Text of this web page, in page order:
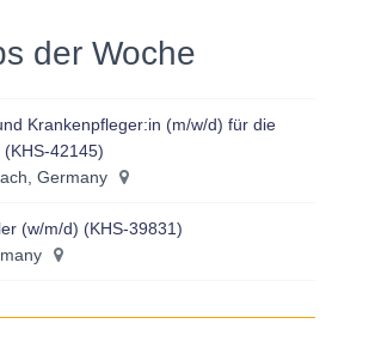
der Woche
Krankenpfleger:in (m/w/d) für die
42145)
Germany
(w/m/d) (KHS-39831)